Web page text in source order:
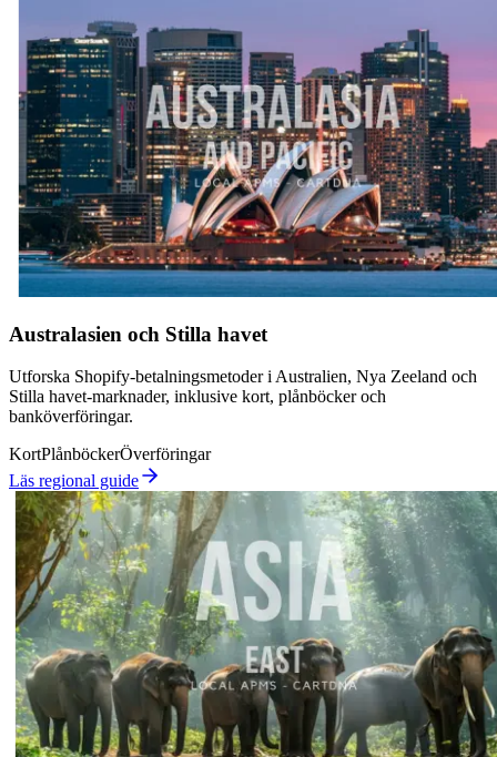
Australasien och Stilla havet
Utforska Shopify-betalningsmetoder i Australien, Nya Zeeland och
Stilla havet-marknader, inklusive kort, plånböcker och
banköverföringar.
KortPlånböckerÖverföringar
Läs regional guide